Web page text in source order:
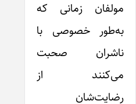
مولفان زمانی که
به‌طور خصوصی با
ناشران صحبت
می‌کنند از
رضایت‌شان